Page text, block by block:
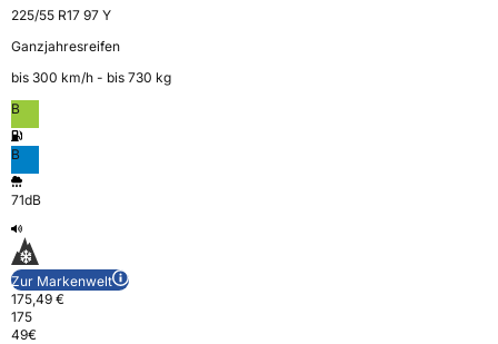
225/55 R17 97 Y
Ganzjahresreifen
bis 300 km⁠/⁠h - bis 730 kg
B
B
71dB
Zur Markenwelt
175,49 €
175
49€